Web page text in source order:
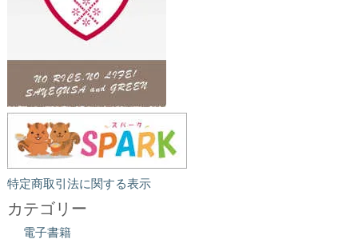
特定商取引法に関する表示
カテゴリー
電子書籍